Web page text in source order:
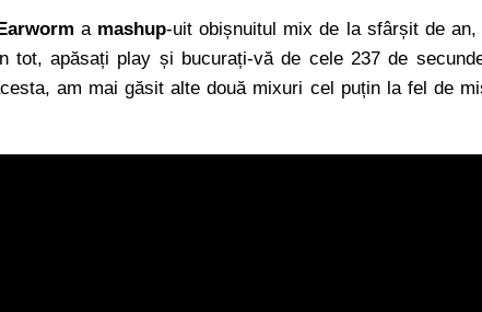
a mashup-uit obișnuitul mix de la sfârșit de
tot, apăsați play și bucurați-vă de cele 237 de
am mai găsit alte două mixuri cel puțin la fel de